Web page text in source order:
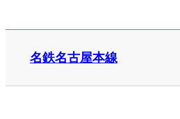
名鉄名古屋本線